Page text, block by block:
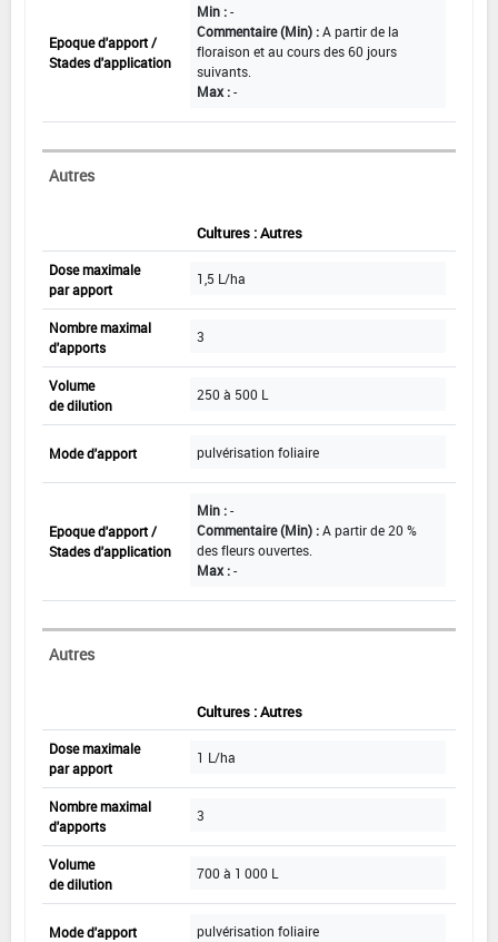
Epoque d'apport /
Stades d'application
Min :-
Commentaire (Min) :A partir de la
floraison et au cours des 60 jours
suivants.
Max :-
Autres
Cultures : Autres
Dose maximale
par apport
1,5 L/ha
Nombre maximal
d'apports
3
Volume
de dilution
250 à 500 L
Mode d'apport pulvérisation foliaire
Epoque d'apport /
Stades d'application
Min :-
Commentaire (Min) :A partir de 20 %
des fleurs ouvertes.
Max :-
Autres
Cultures : Autres
Dose maximale
par apport
1 L/ha
Nombre maximal
d'apports
3
Volume
de dilution
700 à 1 000 L
Mode d'apport pulvérisation foliaire